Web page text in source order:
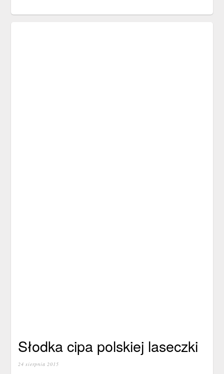
Słodka cipa polskiej laseczki
24 sierpnia 2015